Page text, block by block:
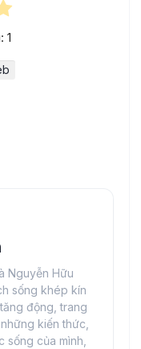
1
Nguyễn Hữu
sống khép kín
động, trang
kiến thức,
của mình,